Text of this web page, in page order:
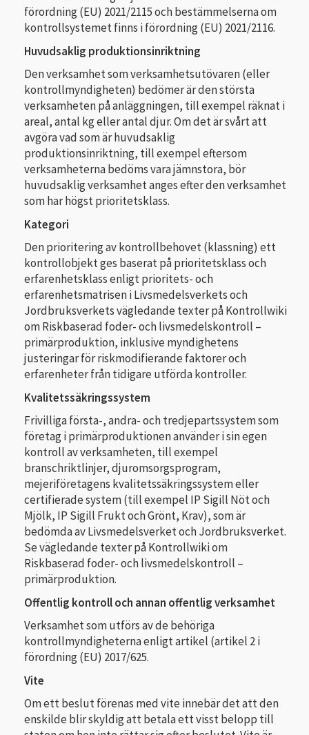
förordning (EU) 2021/2115 och bestämmelserna om
kontrollsystemet finns i förordning (EU) 2021/2116.
Huvudsaklig produktionsinriktning
Den verksamhet som verksamhetsutövaren (eller
kontrollmyndigheten) bedömer är den största
verksamheten på anläggningen, till exempel räknat i
areal, antal kg eller antal djur. Om det är svårt att
avgöra vad som är huvudsaklig
produktionsinriktning, till exempel eftersom
verksamheterna bedöms vara jämnstora, bör
huvudsaklig verksamhet anges efter den verksamhet
som har högst prioritetsklass.
Kategori
Den prioritering av kontrollbehovet (klassning) ett
kontrollobjekt ges baserat på prioritetsklass och
erfarenhetsklass enligt prioritets- och
erfarenhetsmatrisen i Livsmedelsverkets och
Jordbruksverkets vägledande texter på Kontrollwiki
om Riskbaserad foder- och livsmedelskontroll –
primärproduktion, inklusive myndighetens
justeringar för riskmodifierande faktorer och
erfarenheter från tidigare utförda kontroller.
Kvalitetssäkringssystem
Frivilliga första-, andra- och tredjepartssystem som
företag i primärproduktionen använder i sin egen
kontroll av verksamheten, till exempel
branschriktlinjer, djuromsorgsprogram,
mejeriföretagens kvalitetssäkringssystem eller
certifierade system (till exempel IP Sigill Nöt och
Mjölk, IP Sigill Frukt och Grönt, Krav), som är
bedömda av Livsmedelsverket och Jordbruksverket.
Se vägledande texter på Kontrollwiki om
Riskbaserad foder- och livsmedelskontroll –
primärproduktion.
Offentlig kontroll och annan offentlig verksamhet
Verksamhet som utförs av de behöriga
kontrollmyndigheterna enligt artikel (artikel 2 i
förordning (EU) 2017/625.
Vite
Om ett beslut förenas med vite innebär det att den
enskilde blir skyldig att betala ett visst belopp till